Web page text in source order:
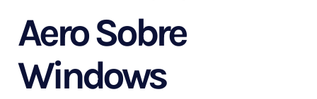
Aero Sobre
Windows